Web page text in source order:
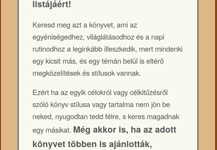
listájáért!
Keresd meg azt a könyvet, ami az
egyéniségedhez, világlátásodhoz és a napi
rutinodhoz a leginkább illeszkedik, mert mindenki
egy kicsit más, és egy témán belül is eltérő
megközelítések és stílusok vannak.
Ezért ha az egyik célokról vagy célkitűzésről
szóló könyv stílusa vagy tartalma nem jön be
neked, nyugodtan tedd félre, s keres magadnak
egy másikat. Még akkor is, ha az adott
könyvet többen is ajánlották,